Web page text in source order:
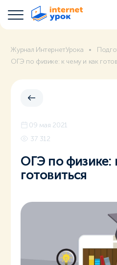
Журнал ИнтернетУрока
ОГЭ по физике: к чему и как
09 мая 2021
37 312
ОГЭ по физике:
готовиться